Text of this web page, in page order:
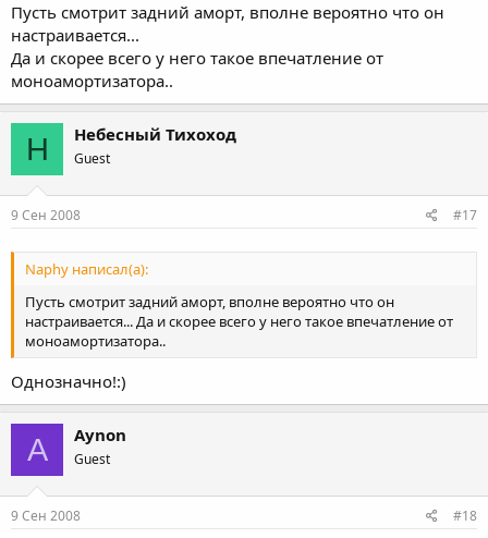
Пусть смотрит задний аморт, вполне вероятно что он
настраивается...
Да и скорее всего у него такое впечатление от
моноамортизатора..
Н Небесный Тихоход
Guest
9 Сен 2008 #17
Naphy написал(а):
Пусть смотрит задний аморт, вполне вероятно что он
настраивается... Да и скорее всего у него такое впечатление от
моноамортизатора..
Однозначно!:)
A Aynon
Guest
9 Сен 2008 #18